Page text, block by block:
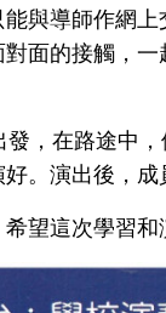
與導師作網
面的接觸，
，在路途中
。演出後，
望這次學習和